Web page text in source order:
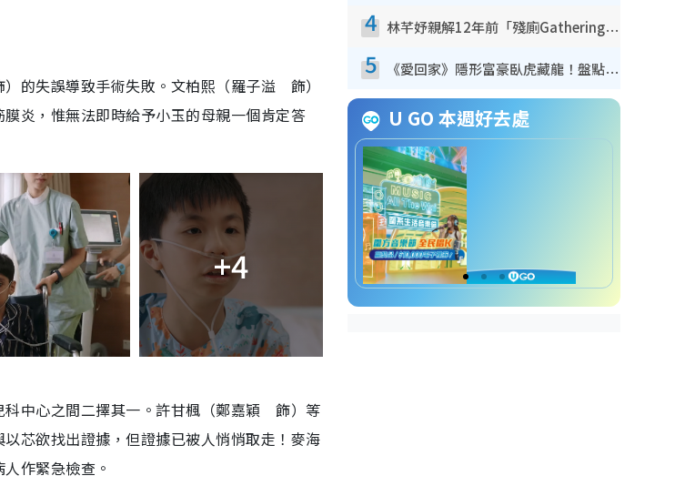
的失誤導致手術失敗。文柏熙（羅子溢 飾）
炎，惟無法即時給予小玉的母親一個肯定答
+4
中心之間二擇其一。許甘楓（鄭嘉穎 飾）等
芯欲找出證據，但證據已被人悄悄取走！麥海
作緊急檢查。
4 林芊妤親解12年前「殘廁Gathering」真相！高層解約一句話重創尊嚴至今拒返TVB
5 《愛回家》隱形富豪臥虎藏龍！盤點12位財氣逼人的有錢藝人：呢位靚女3億身家唔憂做
U GO 本週好去處